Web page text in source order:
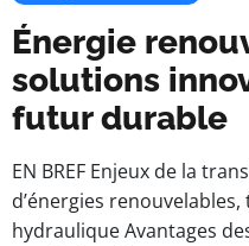
Énergie
solutions
futur durable
EN BREF Enjeux de la
d’énergies
hydraulique Avantages